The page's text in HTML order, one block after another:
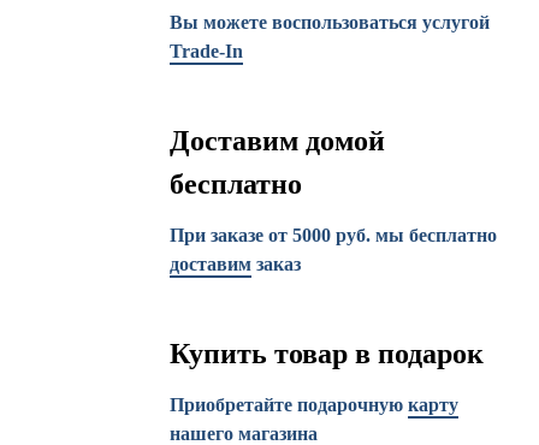
Вы можете воспользоваться услугой
Trade-In
Доставим домой
бесплатно
При заказе от 5000 руб. мы бесплатно
доставим заказ
Купить товар в подарок
Приобретайте подарочную карту
нашего магазина